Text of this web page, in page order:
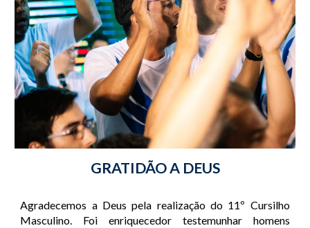
GRATIDÃO A DEUS
Agradecemos a Deus pela realização do 11º Cursilho
Masculino. Foi enriquecedor testemunhar homens